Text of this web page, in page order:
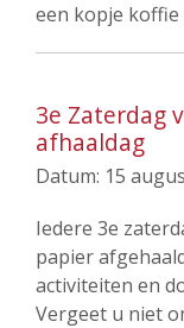
een kopje
3e Zaterdag
afhaaldag
Datum: 15
Iedere 3e
papier
activiteiten en
Vergeet u niet